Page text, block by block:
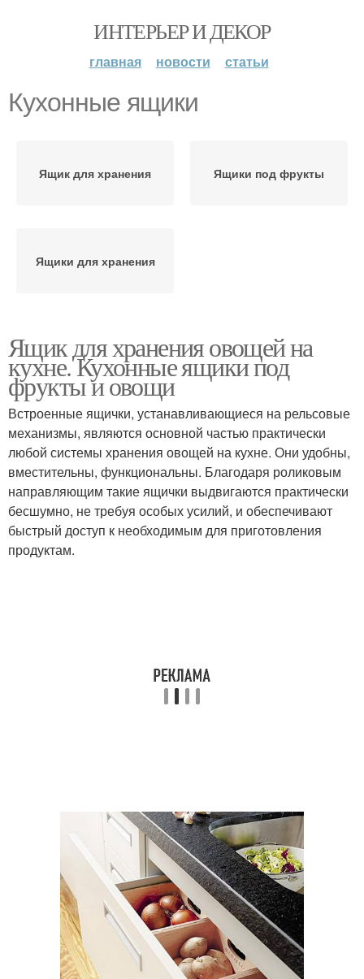
ИНТЕРЬЕР И ДЕКОР
главная новости статьи
Кухонные ящики
Ящик для хранения Ящики под фрукты
Ящики для хранения
Ящик для хранения овощей на
кухне. Кухонные ящики под
фрукты и овощи
Встроенные ящички, устанавливающиеся на рельсовые
механизмы, являются основной частью практически
любой системы хранения овощей на кухне. Они удобны,
вместительны, функциональны. Благодаря роликовым
направляющим такие ящички выдвигаются практически
бесшумно, не требуя особых усилий, и обеспечивают
быстрый доступ к необходимым для приготовления
продуктам.